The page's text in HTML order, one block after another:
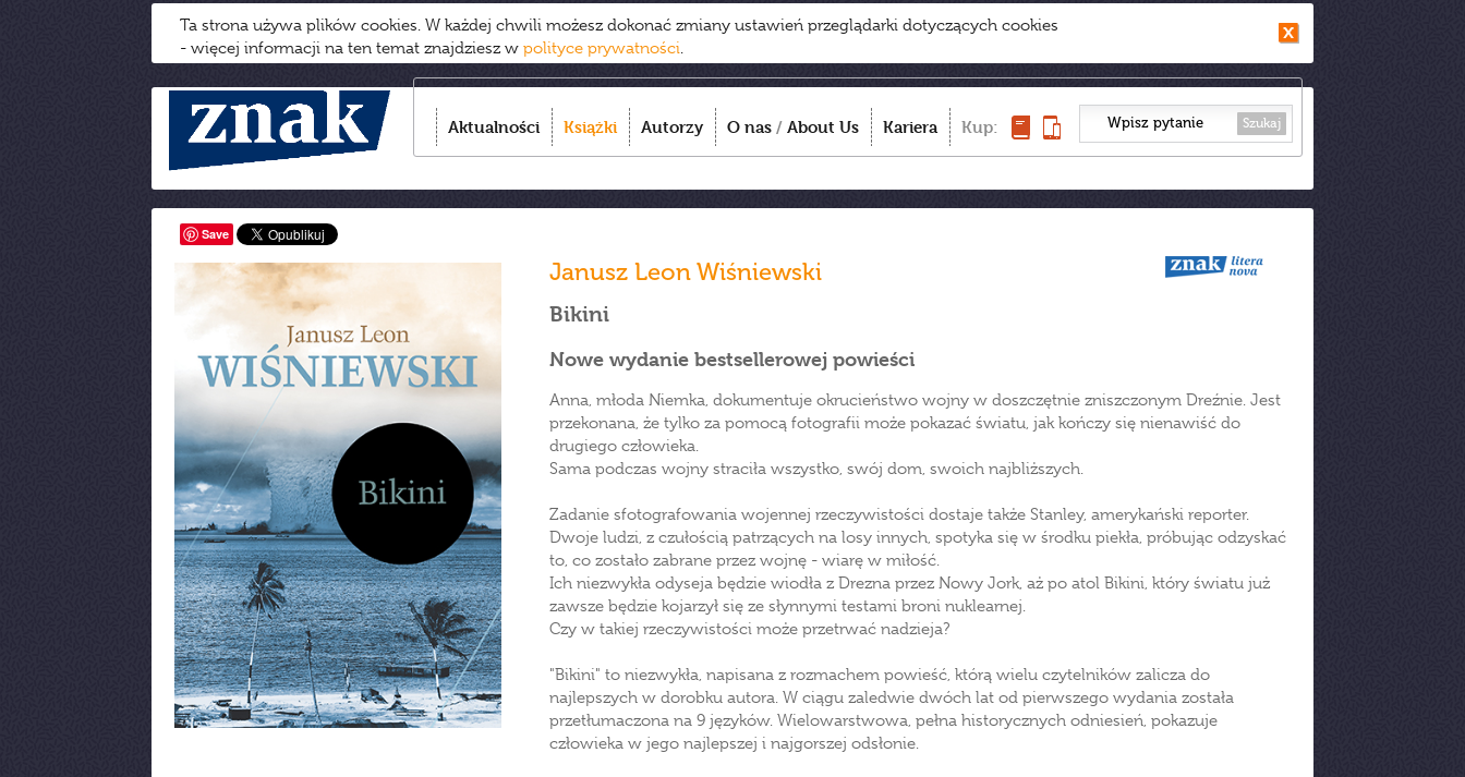
Ta strona używa plików cookies. W każdej chwili możesz dokonać zmiany ustawień przeglądarki dotyczących cookies
- więcej informacji na ten temat znajdziesz w polityce prywatności.
Aktualności Książki Autorzy O nas / About Us Kariera Kup: Szukaj
Save
Janusz Leon Wiśniewski
Bikini
Nowe wydanie bestsellerowej powieści
Anna, młoda Niemka, dokumentuje okrucieństwo wojny w doszczętnie zniszczonym Dreźnie. Jest
przekonana, że tylko za pomocą fotografii może pokazać światu, jak kończy się nienawiść do
drugiego człowieka.
Sama podczas wojny straciła wszystko, swój dom, swoich najbliższych.
Zadanie sfotografowania wojennej rzeczywistości dostaje także Stanley, amerykański reporter.
Dwoje ludzi, z czułością patrzących na losy innych, spotyka się w środku piekła, próbując odzyskać
to, co zostało zabrane przez wojnę - wiarę w miłość.
Ich niezwykła odyseja będzie wiodła z Drezna przez Nowy Jork, aż po atol Bikini, który światu już
zawsze będzie kojarzył się ze słynnymi testami broni nuklearnej.
Czy w takiej rzeczywistości może przetrwać nadzieja?
"Bikini" to niezwykła, napisana z rozmachem powieść, którą wielu czytelników zalicza do
najlepszych w dorobku autora. W ciągu zaledwie dwóch lat od pierwszego wydania została
przetłumaczona na 9 języków. Wielowarstwowa, pełna historycznych odniesień, pokazuje
człowieka w jego najlepszej i najgorszej odsłonie.